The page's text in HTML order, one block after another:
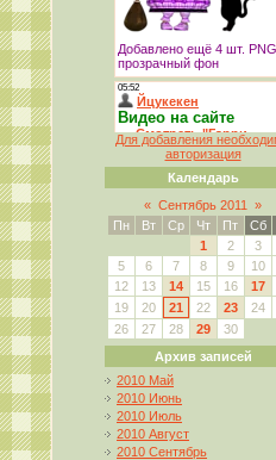
Для добавления
авторизация
Календарь
« Сентябрь 2011
»
Пн
Вт Ср Чт Пт Сб
1
2 3
5
6 7 8 9 10
12
13 14 15 16 17
19
20 21 22 23 24
26
27 28 29
30
Архив записей
2010 Май
2010 Июнь
2010 Июль
2010 Август
2010 Сентябрь